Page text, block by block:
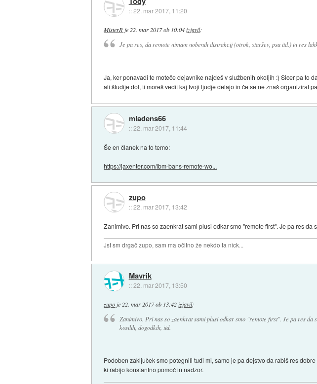
::22. mar 2017, 11:20
MisterR je 22. mar 2017 ob 10:04 izjavil:
Je pa res, da remote nimam nobenih distrakcij (otrok, staršev, psa itd.) in res
Ja, ker ponavadi te moteče dejavnike najdeš v službenih okoljih :) Sicer pa to
ali študije dol, ti moreš vedit kaj tvoji ljudje delajo in če se ne znaš organizirat
mladens66
::22. mar 2017, 11:44
Še en članek na to temo:
https://jaxenter.com/ibm-bans-remote-wo...
zupo
::22. mar 2017, 13:42
Zanimivo. Pri nas so zaenkrat sami plusi odkar smo "remote first". Je pa res
Jst sm drgač zupo, sam ma očitno že nekdo ta nick...
Mavrik
::22. mar 2017, 13:50
zupo je 22. mar 2017 ob 13:42 izjavil:
Zanimivo. Pri nas so zaenkrat sami plusi odkar smo "remote first". Je pa res da
kosilih, dogodkih, itd.
Podoben zaključek smo potegnili tudi mi, samo je pa dejstvo da rabiš res
ki rabijo konstantno pomoč in nadzor.